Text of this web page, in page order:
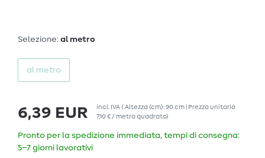
Selezione: al metro
al metro
6,39 EUR incl. IVA( Altezza (cm): 90 cm | Prezzo unitario
7,10 € / metro quadrato)
Pronto per la spedizione immediata, tempi di consegna:
5–7 giorni lavorativi